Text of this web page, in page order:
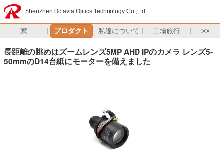
Shenzhen Octavia Optics Technology Co.,Ltd
家 プロダクト 私達について 工場旅行 >>
長距離の眺めはズームレンズ5MP AHD IPのカメラ レンズ5-
50mmのD14台紙にモーターを備えました